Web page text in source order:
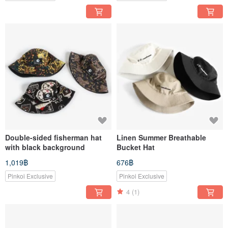
Double-sided fisherman hat
with black background
1,019฿
Pinkoi Exclusive
Linen Summer Breathable
Bucket Hat
676฿
Pinkoi Exclusive
4 (1)